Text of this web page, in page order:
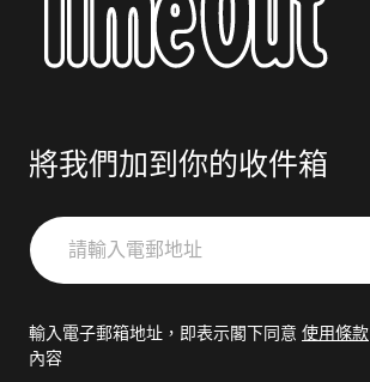
將我們加到你的收件箱
請
輸
郵
輸入電子郵箱地址，即表示閣下同意 使用條款
內容